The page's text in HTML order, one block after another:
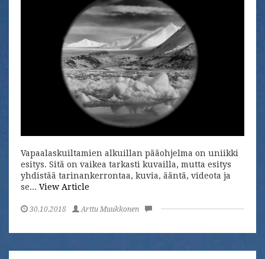
Vapaalaskuiltamien alkuillan pääohjelma on uniikki
esitys. Sitä on vaikea tarkasti kuvailla, mutta esitys
yhdistää tarinankerrontaa, kuvia, ääntä, videota ja
se... View Article
30.10.2018 Arttu Muukkonen